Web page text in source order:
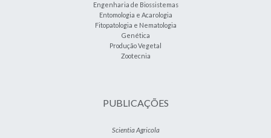
Engenharia de Biossistemas
Entomologia e Acarologia
Fitopatologia e Nematologia
Genética
Produção Vegetal
Zootecnia
PUBLICAÇÕES
Scientia Agricola